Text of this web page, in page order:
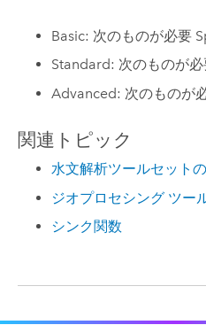
Basic: 次のものが必要
Standard: 次のものが
Advanced: 次のものが
関連トピック
水文解析ツールセット
ジオプロセシング ツー
シンク関数